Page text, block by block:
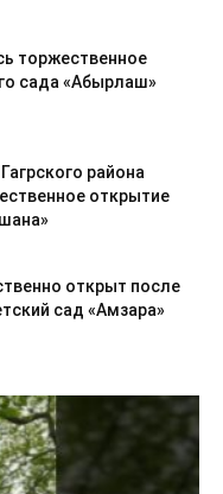
торжественное
сада «Абырлаш»
района
открытие
открыт после
сад «Амзара»